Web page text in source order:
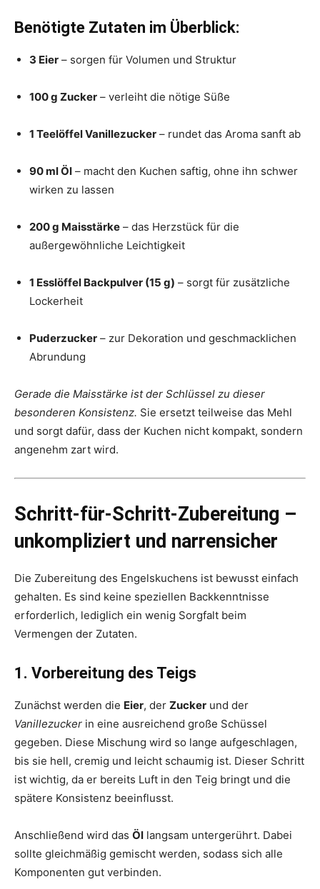
Benötigte Zutaten im Überblick:
3 Eier – sorgen für Volumen und Struktur
100 g Zucker – verleiht die nötige Süße
1 Teelöffel Vanillezucker – rundet das Aroma sanft ab
90 ml Öl – macht den Kuchen saftig, ohne ihn schwer
wirken zu lassen
200 g Maisstärke – das Herzstück für die
außergewöhnliche Leichtigkeit
1 Esslöffel Backpulver (15 g) – sorgt für zusätzliche
Lockerheit
Puderzucker – zur Dekoration und geschmacklichen
Abrundung
Gerade die Maisstärke ist der Schlüssel zu dieser
besonderen Konsistenz. Sie ersetzt teilweise das Mehl
und sorgt dafür, dass der Kuchen nicht kompakt, sondern
angenehm zart wird.
Schritt-für-Schritt-Zubereitung –
unkompliziert und narrensicher
Die Zubereitung des Engelskuchens ist bewusst einfach
gehalten. Es sind keine speziellen Backkenntnisse
erforderlich, lediglich ein wenig Sorgfalt beim
Vermengen der Zutaten.
1. Vorbereitung des Teigs
Zunächst werden die Eier, der Zucker und der
Vanillezucker in eine ausreichend große Schüssel
gegeben. Diese Mischung wird so lange aufgeschlagen,
bis sie hell, cremig und leicht schaumig ist. Dieser Schritt
ist wichtig, da er bereits Luft in den Teig bringt und die
spätere Konsistenz beeinflusst.
Anschließend wird das Öl langsam untergerührt. Dabei
sollte gleichmäßig gemischt werden, sodass sich alle
Komponenten gut verbinden.